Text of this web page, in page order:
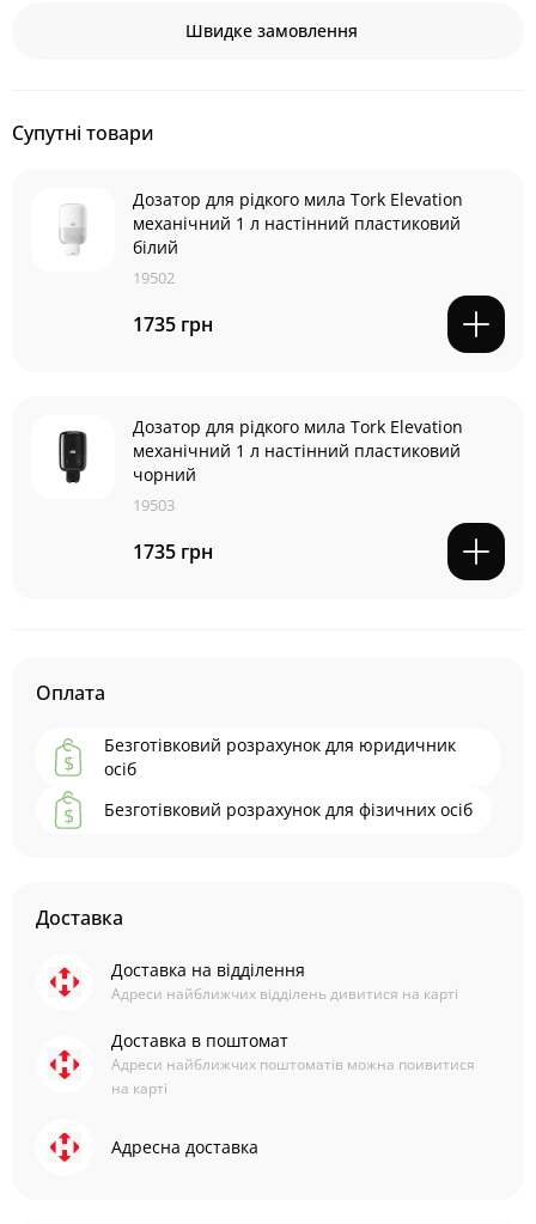
Швидке замовлення
Супутні товари
Дозатор для рідкого мила Tork Elevation
механічний 1 л настінний пластиковий
білий
19502
1735 грн
Дозатор для рідкого мила Tork Elevation
механічний 1 л настінний пластиковий
чорний
19503
1735 грн
Оплата
Безготівковий розрахунок для юридичник
осіб
Безготівковий розрахунок для фізичних осіб
Доставка
Доставка на відділення
Адреси найближчих відділень дивитися на карті
Доставка в поштомат
Адреси найближчих поштоматів можна поивитися
на карті
Адресна доставка